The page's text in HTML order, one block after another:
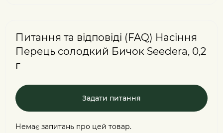
Питання та відповіді (FAQ) Насіння
Перець солодкий Бичок Seedera, 0,2
г
Задати питання
Немає запитань про цей товар.